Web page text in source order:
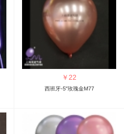
￥ 22
西班牙-5"玫瑰金M77